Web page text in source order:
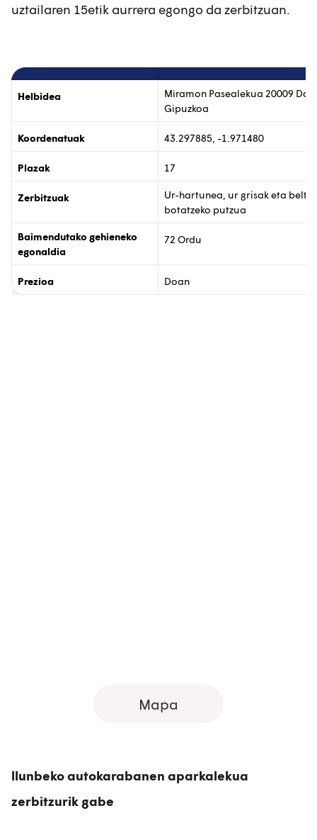
uztailaren 15etik aurrera egongo da zerbitzuan.
Helbidea
Miramon Pasealekua 20009
Gipuzkoa
Koordenatuak 43.297885, -1.971480
Plazak 17
Zerbitzuak
Ur-hartunea, ur grisak eta
botatzeko putzua
Baimendutako gehieneko
egonaldia
72 Ordu
Prezioa Doan
Mapa
llunbeko autokarabanen aparkalekua
zerbitzurik gabe